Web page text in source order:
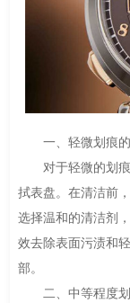
一、轻微划痕的
对于轻微的划痕
拭表盘。在清洁前
选择温和的清洁剂
效去除表面污渍和
部。
二、中等程度划